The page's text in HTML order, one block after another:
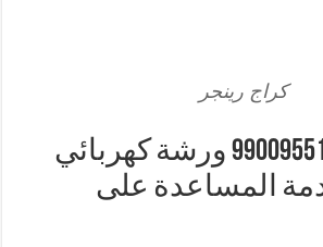
كراج رينجر
كراج رينجر 99009551 ورشة كهربائي
المساعدة على